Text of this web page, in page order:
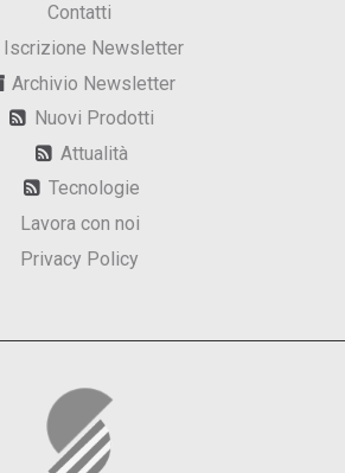
Contatti
Iscrizione Newsletter
Archivio Newsletter
Nuovi Prodotti
Attualità
Tecnologie
Lavora con noi
Privacy Policy